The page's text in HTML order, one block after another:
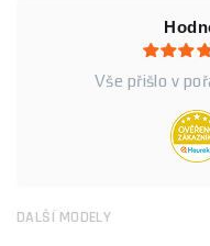
Vše přišlo v
DALŠÍ MODELY